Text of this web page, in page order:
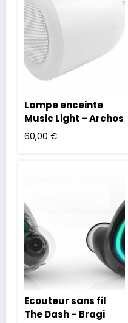
Lampe enceinte
Music Light – Archos
60,00 €
Ecouteur sans fil
The Dash – Bragi